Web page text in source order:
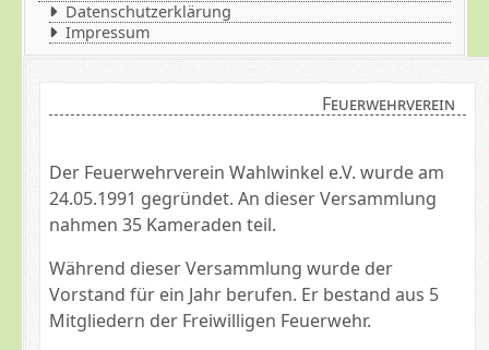
Datenschutzerklärung
Impressum
Feuerwehrverein
Der Feuerwehrverein Wahlwinkel e.V. wurde am
24.05.1991 gegründet. An dieser Versammlung
nahmen 35 Kameraden teil.
Während dieser Versammlung wurde der
Vorstand für ein Jahr berufen. Er bestand aus 5
Mitgliedern der Freiwilligen Feuerwehr.